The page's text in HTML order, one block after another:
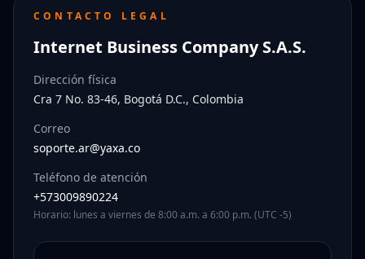
CONTACTO LEGAL
Internet Business Company S.A.S.
Dirección física
Cra 7 No. 83-46, Bogotá D.C., Colombia
Correo
soporte.ar@yaxa.co
Teléfono de atención
+573009890224
Horario: lunes a viernes de 8:00 a.m. a 6:00 p.m. (UTC -5)